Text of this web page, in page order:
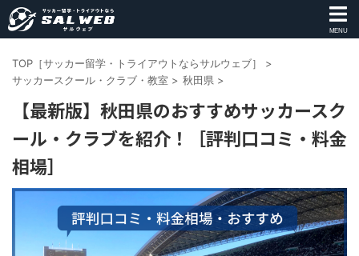
MENU
TOP［サッカー留学・トライアウトならサルウェブ］
>
サッカースクール・クラブ・教室 > 秋田県 >
【最新版】秋田県のおすすめサッカースク
ール・クラブを紹介！［評判口コミ・料金
相場］